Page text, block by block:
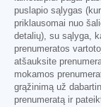
puslapio sąlygas
priklausomai nuo
detalių), su sąlyga,
prenumeratos
atšauksite
mokamos
grąžinimą už
prenumeratą ir